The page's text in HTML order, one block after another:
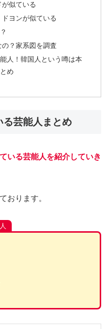
似ている
ヨンが似ている
？家系図を調査
人！韓国人という噂は本
め
る芸能人まとめ
いる芸能人を紹介していき
おります。